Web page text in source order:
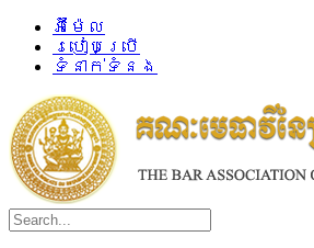
អ៊ីម៉ែល
របៀបប្រើ
ទំនាក់ទំនង